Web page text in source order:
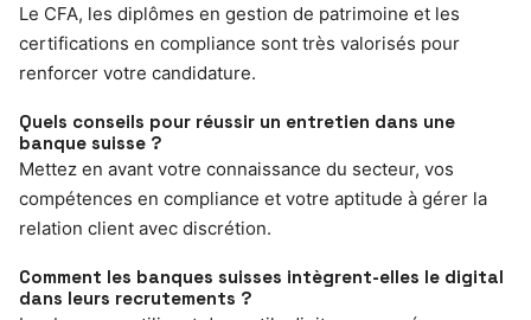
Le CFA, les diplômes en gestion de patrimoine et les
certifications en compliance sont très valorisés pour
renforcer votre candidature.
Quels conseils pour réussir un entretien dans une
banque suisse ?
Mettez en avant votre connaissance du secteur, vos
compétences en compliance et votre aptitude à gérer la
relation client avec discrétion.
Comment les banques suisses intègrent-elles le digital
dans leurs recrutements ?